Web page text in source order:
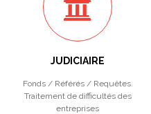
JUDICIAIRE
Fonds / Référés / Requêtes.
Traitement de difficultés des
entreprises